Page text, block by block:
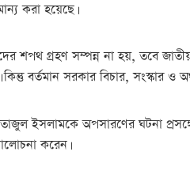
করা হয়েছে।
শপথ গ্রহণ সম্পন্ন না হয়, তবে
বর্তমান সরকার বিচার,
ইসলামকে অপসারণের ঘটনা
করেন।